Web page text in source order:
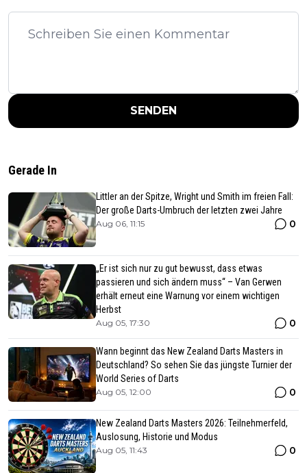
SENDEN
Gerade In
Littler an der Spitze, Wright und Smith im freien Fall:
Der große Darts-Umbruch der letzten zwei Jahre
Aug 06, 11:15 0
„Er ist sich nur zu gut bewusst, dass etwas
passieren und sich ändern muss“ – Van Gerwen
erhält erneut eine Warnung vor einem wichtigen
Herbst
Aug 05, 17:30 0
Wann beginnt das New Zealand Darts Masters in
Deutschland? So sehen Sie das jüngste Turnier der
World Series of Darts
Aug 05, 12:00 0
New Zealand Darts Masters 2026: Teilnehmerfeld,
Auslosung, Historie und Modus
Aug 05, 11:43 0